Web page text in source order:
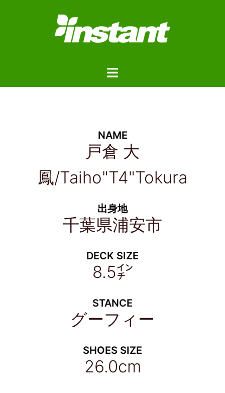
NAME
戸倉 大
鳳/Taiho"T4"Tokura
出身地
千葉県浦安市
DECK SIZE
8.5㌅
STANCE
グーフィー
SHOES SIZE
26.0cm